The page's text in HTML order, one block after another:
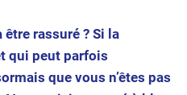
rassuré ? Si la
qui peut parfois
que vous n’êtes pas